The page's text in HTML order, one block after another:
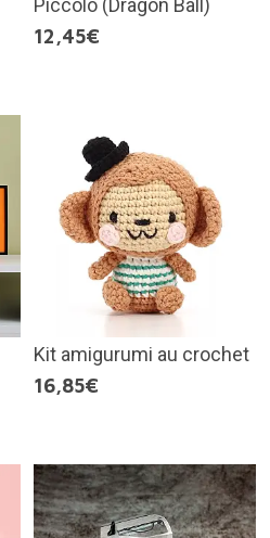
Piccolo (Dragon Ball)
12,45€
Kit amigurumi au crochet
16,85€